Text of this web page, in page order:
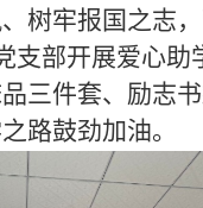
树牢报国之志
支部开展爱心助
三件套、励志
路鼓劲加油。